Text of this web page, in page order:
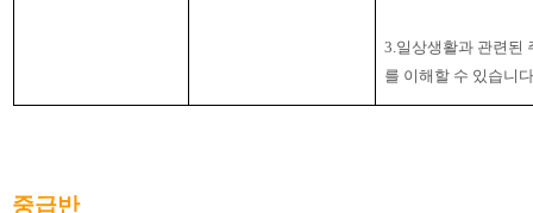
3. 일상생활과 관련된
를 이해할 수 있습니다
중급반